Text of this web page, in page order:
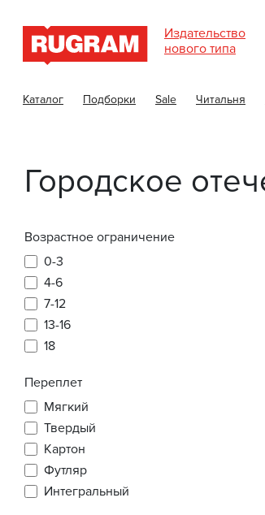
Издательство
нового типа
Каталог Подборки Sale Читальня
Городское
Возрастное ограничение
0-3
4-6
7-12
13-16
18
Переплет
Мягкий
Твердый
Картон
Футляр
Интегральный